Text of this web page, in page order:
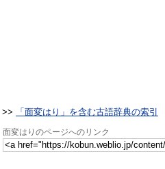
>> 「面変はり」を含む古語辞典の索引
面変はりのページへのリンク